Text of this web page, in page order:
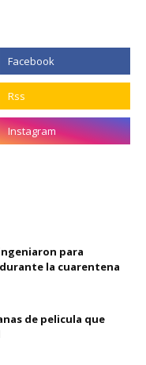
para
la cuarentena
de pelicula que